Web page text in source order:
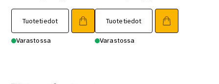
Tuotetiedot
Varastossa
Tuotetiedot
Varastossa